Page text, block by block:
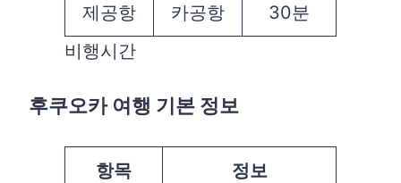
제공항
카공항
30분
비행시간
후쿠오카 여행 기본 정보
항목 정보